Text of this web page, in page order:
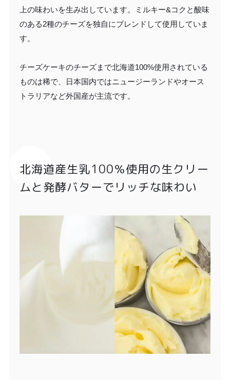
上の味わいを生み出しています。ミルキー&コクと酸味
のある2種のチーズを独自にブレンドして使用していま
す。
チーズケーキのチーズまで北海道100%使用されている
ものは稀で、日本国内ではニュージーランドやオース
トラリアなど外国産が主流です。
北海道産生乳100％使用の生クリー
ムと発酵バターでリッチな味わい